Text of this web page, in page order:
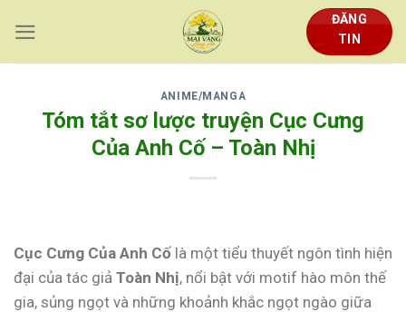
content
ĐĂNG
TIN
ANIME/MANGA
Tóm tắt sơ lược truyện Cục Cưng
Của Anh Cố – Toàn Nhị
Cục Cưng Của Anh Cố là một tiểu thuyết ngôn tình hiện
đại của tác giả Toàn Nhị, nổi bật với motif hào môn thế
gia, sủng ngọt và những khoảnh khắc ngọt ngào giữa